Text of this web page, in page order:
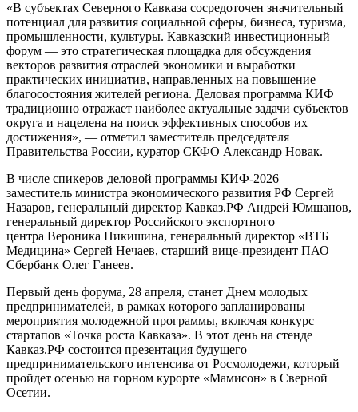
«В субъектах Северного Кавказа сосредоточен значительный
потенциал для развития социальной сферы, бизнеса, туризма,
промышленности, культуры. Кавказский инвестиционный
форум — это стратегическая площадка для обсуждения
векторов развития отраслей экономики и выработки
практических инициатив, направленных на повышение
благосостояния жителей региона. Деловая программа КИФ
традиционно отражает наиболее актуальные задачи субъектов
округа и нацелена на поиск эффективных способов их
достижения», — отметил заместитель председателя
Правительства России, куратор СКФО Александр Новак.
В числе спикеров деловой программы КИФ-2026 —
заместитель министра экономического развития РФ Сергей
Назаров, генеральный директор Кавказ.РФ Андрей Юмшанов,
генеральный директор Российского экспортного
центра Вероника Никишина, генеральный директор «ВТБ
Медицина» Сергей Нечаев, старший вице-президент ПАО
Сбербанк Олег Ганеев.
Первый день форума, 28 апреля, станет Днем молодых
предпринимателей, в рамках которого запланированы
мероприятия молодежной программы, включая конкурс
стартапов «Точка роста Кавказа». В этот день на стенде
Кавказ.РФ состоится презентация будущего
предпринимательского интенсива от Росмолодежи, который
пройдет осенью на горном курорте «Мамисон» в Сверной
Осетии.